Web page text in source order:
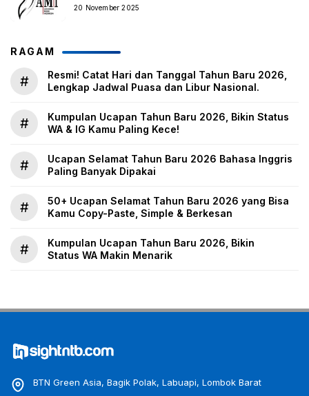
20 November 2025
RAGAM
#
Resmi! Catat Hari dan Tanggal Tahun Baru 2026,
Lengkap Jadwal Puasa dan Libur Nasional.
#
Kumpulan Ucapan Tahun Baru 2026, Bikin Status
WA & IG Kamu Paling Kece!
#
Ucapan Selamat Tahun Baru 2026 Bahasa Inggris
Paling Banyak Dipakai
#
50+ Ucapan Selamat Tahun Baru 2026 yang Bisa
Kamu Copy-Paste, Simple & Berkesan
#
Kumpulan Ucapan Tahun Baru 2026, Bikin
Status WA Makin Menarik
BTN Green Asia, Bagik Polak, Labuapi, Lombok Barat